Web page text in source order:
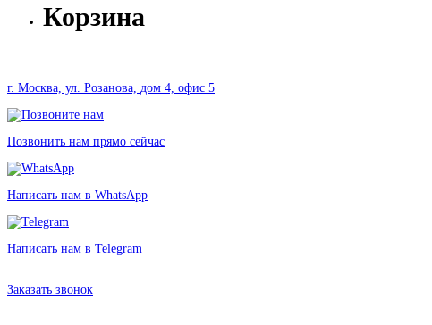
Корзина
г. Москва, ул. Розанова, дом 4, офис 5
Позвонить нам прямо сейчас
Написать нам в WhatsApp
Написать нам в Telegram
Заказать звонок